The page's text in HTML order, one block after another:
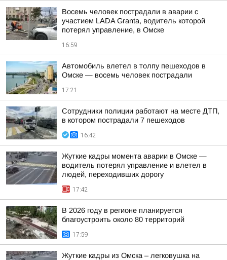
Восемь человек пострадали в аварии с
участием LADA Granta, водитель которой
потерял управление, в Омске
16:59
Автомобиль влетел в толпу пешеходов в
Омске — восемь человек пострадали
17:21
Сотрудники полиции работают на месте ДТП,
в котором пострадали 7 пешеходов
16:42
Жуткие кадры момента аварии в Омске —
водитель потерял управление и влетел в
людей, переходивших дорогу
17:42
В 2026 году в регионе планируется
благоустроить около 80 территорий
17:59
Жуткие кадры из Омска – легковушка на